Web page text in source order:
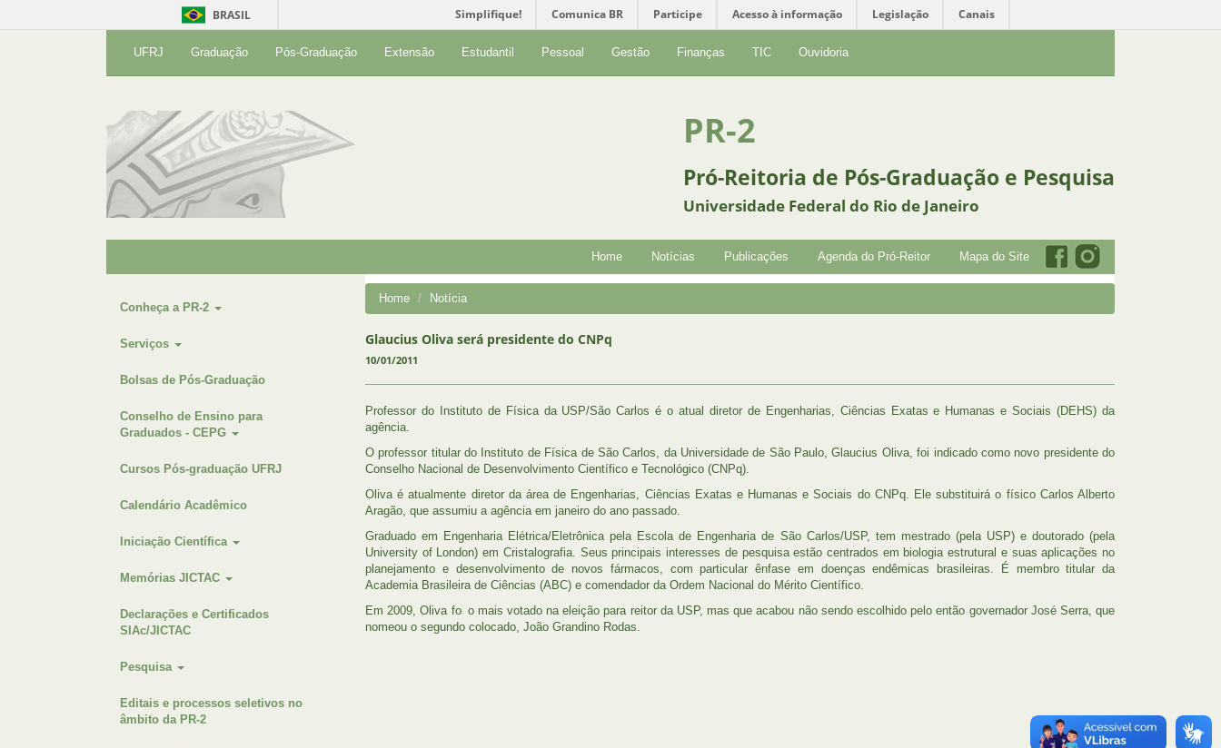
BRASIL Simplifique! Comunica BR Participe Acesso à informação Legislação Canais
UFRJ Graduação Pós-Graduação Extensão Estudantil Pessoal Gestão Finanças TIC Ouvidoria
PR-2
Pró-Reitoria de Pós-Graduação e Pesquisa
Universidade Federal do Rio de Janeiro
Home Notícias Publicações Agenda do Pró-Reitor Mapa do Site
Conheça a PR-2
Serviços
Bolsas de Pós-Graduação
Conselho de Ensino para
Graduados - CEPG
Cursos Pós-graduação UFRJ
Calendário Acadêmico
Iniciação Científica
Memórias JICTAC
Declarações e Certificados
SIAc/JICTAC
Pesquisa
Editais e processos seletivos no
âmbito da PR-2
Home Notícia
Glaucius Oliva será presidente do CNPq
10/01/2011
Professor do Instituto de Física da USP/São Carlos é o atual diretor de Engenharias, Ciências Exatas e Humanas e Sociais (DEHS) da
agência.
O professor titular do Instituto de Física de São Carlos, da Universidade de São Paulo, Glaucius Oliva, foi indicado como novo presidente do
Conselho Nacional de Desenvolvimento Científico e Tecnológico (CNPq).
Oliva é atualmente diretor da área de Engenharias, Ciências Exatas e Humanas e Sociais do CNPq. Ele substituirá o físico Carlos Alberto
Aragão, que assumiu a agência em janeiro do ano passado.
Graduado em Engenharia Elétrica/Eletrônica pela Escola de Engenharia de São Carlos/USP, tem mestrado (pela USP) e doutorado (pela
University of London) em Cristalografia. Seus principais interesses de pesquisa estão centrados em biologia estrutural e suas aplicações no
planejamento e desenvolvimento de novos fármacos, com particular ênfase em doenças endêmicas brasileiras. É membro titular da
Academia Brasileira de Ciências (ABC) e comendador da Ordem Nacional do Mérito Científico.
Em 2009, Oliva foi o mais votado na eleição para reitor da USP, mas que acabou não sendo escolhido pelo então governador José Serra, que
nomeou o segundo colocado, João Grandino Rodas.